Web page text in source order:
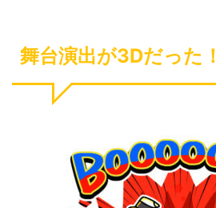
舞台演出が3Dだった！